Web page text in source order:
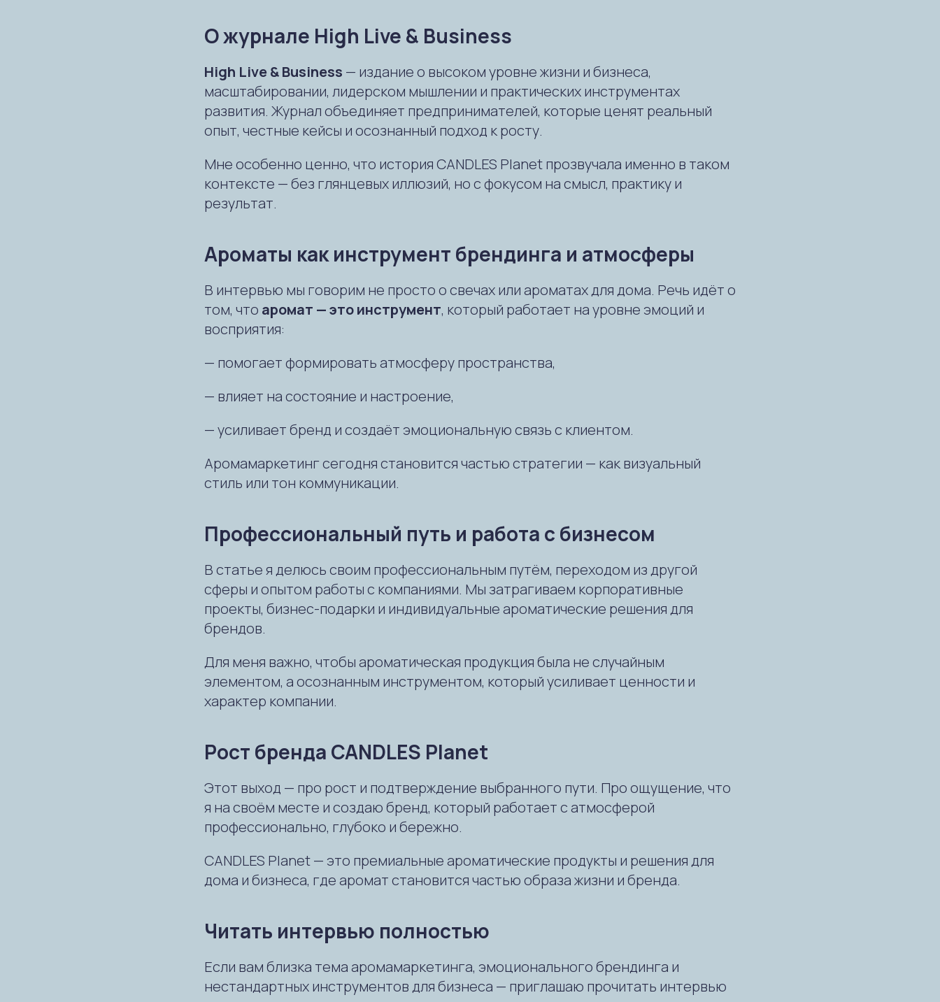
О журнале High Live & Business
High Live & Business — издание о высоком уровне жизни и бизнеса,
масштабировании, лидерском мышлении и практических инструментах
развития. Журнал объединяет предпринимателей, которые ценят реальный
опыт, честные кейсы и осознанный подход к росту.
Мне особенно ценно, что история CANDLES Planet прозвучала именно в таком
контексте — без глянцевых иллюзий, но с фокусом на смысл, практику и
результат.
Ароматы как инструмент брендинга и атмосферы
В интервью мы говорим не просто о свечах или ароматах для дома. Речь идёт о
том, что аромат — это инструмент, который работает на уровне эмоций и
восприятия:
— помогает формировать атмосферу пространства,
— влияет на состояние и настроение,
— усиливает бренд и создаёт эмоциональную связь с клиентом.
Аромамаркетинг сегодня становится частью стратегии — как визуальный
стиль или тон коммуникации.
Профессиональный путь и работа с бизнесом
В статье я делюсь своим профессиональным путём, переходом из другой
сферы и опытом работы с компаниями. Мы затрагиваем корпоративные
проекты, бизнес-подарки и индивидуальные ароматические решения для
брендов.
Для меня важно, чтобы ароматическая продукция была не случайным
элементом, а осознанным инструментом, который усиливает ценности и
характер компании.
Рост бренда CANDLES Planet
Этот выход — про рост и подтверждение выбранного пути. Про ощущение, что
я на своём месте и создаю бренд, который работает с атмосферой
профессионально, глубоко и бережно.
CANDLES Planet — это премиальные ароматические продукты и решения для
дома и бизнеса, где аромат становится частью образа жизни и бренда.
Читать интервью полностью
Если вам близка тема аромамаркетинга, эмоционального брендинга и
нестандартных инструментов для бизнеса — приглашаю прочитать интервью